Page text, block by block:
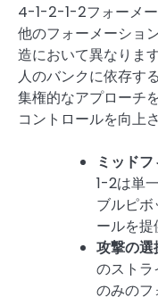
4-1-2-1-2フォーメ
他のフォーメーショ
造において異なりま
人のバンクに依存す
集権的なアプローチ
コントロールを向上
ミッド
1-2は単
ブルピ
ールを提
攻撃の選
のストラ
のみの